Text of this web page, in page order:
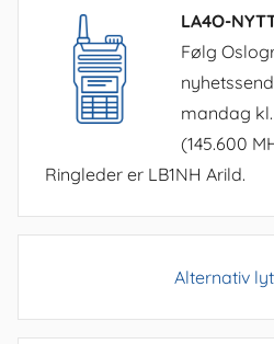
LA4O-
Følg
mandag kl.
(145.600
Ringleder er LB1NH Arild.
Alternativ